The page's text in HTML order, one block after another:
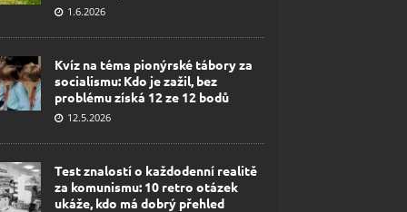
1.6.2026
Kvíz na téma pionýrské tábory za
socialismu: Kdo je zažil, bez
problému získá 12 ze 12 bodů
12.5.2026
Test znalostí o každodenní realitě
za komunismu: 10 retro otázek
ukáže, kdo má dobrý přehled